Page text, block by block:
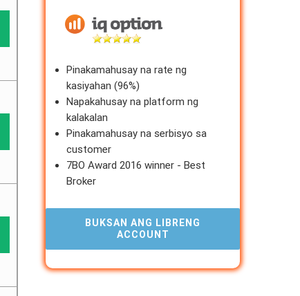
Pinakamahusay na rate ng
kasiyahan (96%)
Napakahusay na platform ng
kalakalan
Pinakamahusay na serbisyo sa
customer
7BO Award 2016 winner - Best
Broker
BUKSAN ANG LIBRENG
ACCOUNT